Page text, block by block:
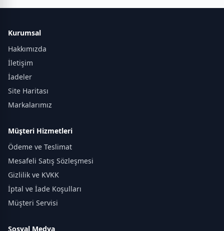
Kurumsal
Hakkımızda
İletişim
İadeler
Site Haritası
Markalarımız
Müşteri Hizmetleri
Ödeme ve Teslimat
Mesafeli Satış Sözleşmesi
Gizlilik ve KVKK
İptal ve İade Koşulları
Müşteri Servisi
Sosyal Medya